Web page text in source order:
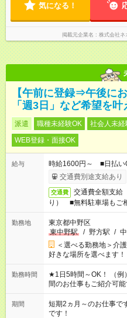
気になる！
掲載元企業名 株式会社ネ
【午前に登録⇒午後に
「週3日」など希望を
派遣 職種未経験OK 社会人未経
WEB登録・面接OK
給与
時給1600円～ ■日払い
交通費別途支給あり
交通費
交通費全額支給
り） ■無料駐車場もご
勤務地
東京都中野区
東中野駅
/ 野方駅 /
＜選べる勤務地＞介
好きな場所を選べます！
勤務時間
★1日5時間～OK！ （例
間のお仕事もご紹介可能
週最低15時間以上の勤
期間
短期2ヵ月～のお仕事
です！